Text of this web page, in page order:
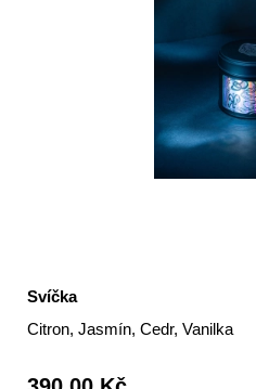
Svíčka
Citron, Jasmín, Cedr, Vanilka